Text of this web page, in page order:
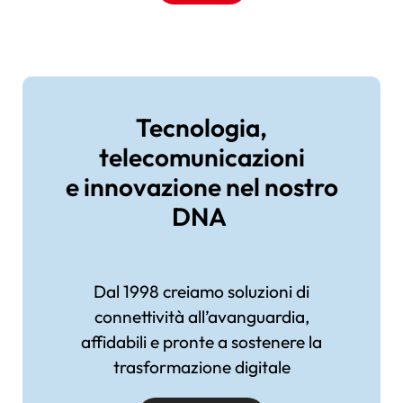
Tecnologia,
telecomunicazioni
e innovazione nel nostro
DNA
Dal 1998 creiamo soluzioni di
connettività all’avanguardia,
affidabili e pronte a sostenere la
trasformazione digitale